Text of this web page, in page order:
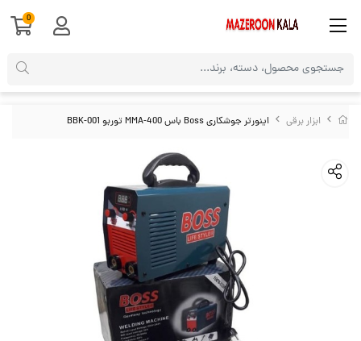
ابزار برقی اینورتر جوشکاری Boss باس MMA-400 توربو BBK-001
0